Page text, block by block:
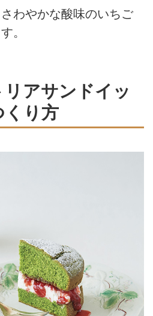
わやかな酸味のいちご
。
アサンドイッ
くり方